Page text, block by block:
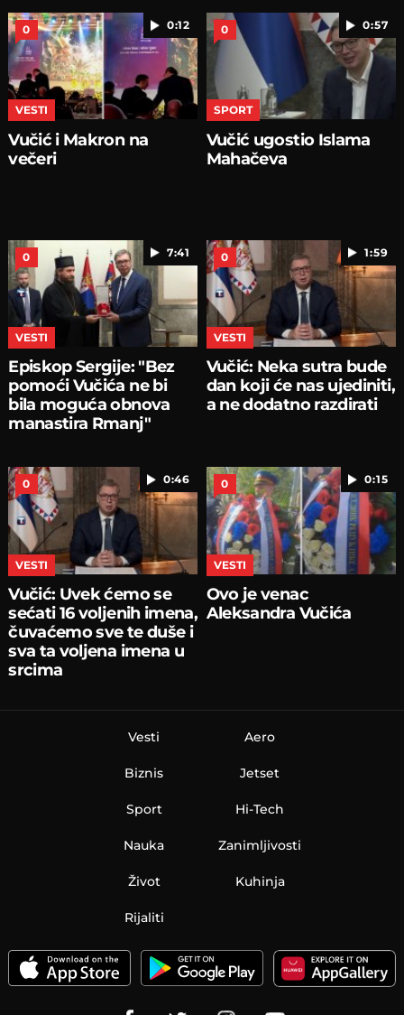
0:12
0
VESTI
Vučić i Makron na
večeri
0:57
0
SPORT
Vučić ugostio Islama
Mahačeva
7:41
0
VESTI
Episkop Sergije: "Bez
pomoći Vučića ne bi
bila moguća obnova
manastira Rmanj"
1:59
0
VESTI
Vučić: Neka sutra bude
dan koji će nas ujediniti,
a ne dodatno razdirati
0:46
0
VESTI
Vučić: Uvek ćemo se
sećati 16 voljenih imena,
čuvaćemo sve te duše i
sva ta voljena imena u
srcima
0:15
0
VESTI
Ovo je venac
Aleksandra Vučića
Vesti
Biznis
Sport
Nauka
Aero
Jetset
Hi-Tech
Zanimljivosti
Život Kuhinja
Rijaliti